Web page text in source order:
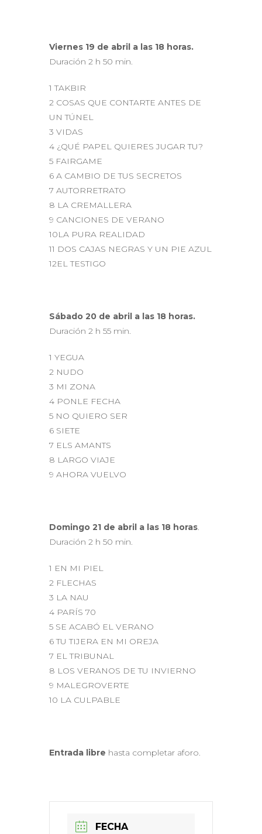
Viernes 19 de abril a las 18 horas.
Duración 2 h 50 min.
1 TAKBIR
2 COSAS QUE CONTARTE ANTES DE
UN TÚNEL
3 VIDAS
4 ¿QUÉ PAPEL QUIERES JUGAR TU?
5 FAIRGAME
6 A CAMBIO DE TUS SECRETOS
7 AUTORRETRATO
8 LA CREMALLERA
9 CANCIONES DE VERANO
10LA PURA REALIDAD
11 DOS CAJAS NEGRAS Y UN PIE AZUL
12EL TESTIGO
Sábado 20 de abril a las 18 horas.
Duración 2 h 55 min.
1 YEGUA
2 NUDO
3 MI ZONA
4 PONLE FECHA
5 NO QUIERO SER
6 SIETE
7 ELS AMANTS
8 LARGO VIAJE
9 AHORA VUELVO
Domingo 21 de abril a las 18 horas.
Duración 2 h 50 min.
1 EN MI PIEL
2 FLECHAS
3 LA NAU
4 PARÍS 70
5 SE ACABÓ EL VERANO
6 TU TIJERA EN MI OREJA
7 EL TRIBUNAL
8 LOS VERANOS DE TU INVIERNO
9 MALEGROVERTE
10 LA CULPABLE
Entrada libre hasta completar aforo.
FECHA